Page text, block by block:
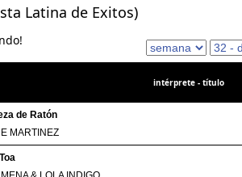
Latina de Exitos)
intérprete - título
de Ratón
MARTINEZ